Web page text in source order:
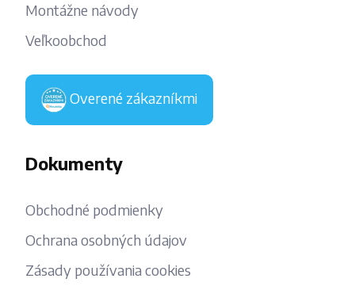
Montážne návody
Veľkoobchod
Overené zákazníkmi
Dokumenty
Obchodné podmienky
Ochrana osobných údajov
Zásady používania cookies